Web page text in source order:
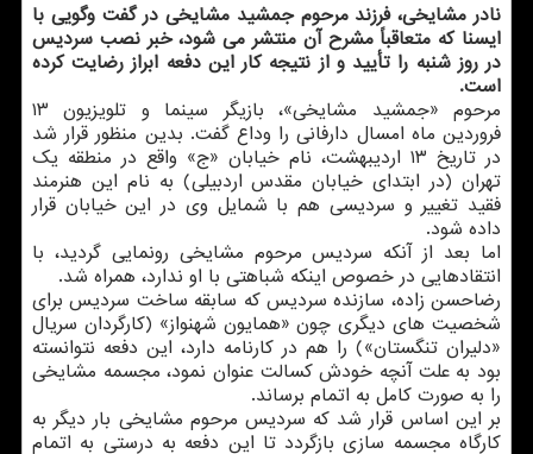
نادر مشایخی، فرزند مرحوم جمشید مشایخی در گفت وگویی با
ایسنا كه متعاقباً مشرح آن منتشر می شود، خبر نصب سردیس
در روز شنبه را تأیید و از نتیجه كار این دفعه ابراز رضایت كرده
است.
مرحوم «جمشید مشایخی»، بازیگر سینما و تلویزیون ۱۳
فروردین ماه امسال دارفانی را وداع گفت. بدین منظور قرار شد
در تاریخ ۱۳ اردیبهشت، نام خیابان «ج» واقع در منطقه یك
تهران (در ابتدای خیابان مقدس اردبیلی) به نام این هنرمند
فقید تغییر و سردیسی هم با شمایل وی در این خیابان قرار
داده شود.
اما بعد از آنكه سردیس مرحوم مشایخی رونمایی گردید، با
انتقادهایی در خصوص اینكه شباهتی با او ندارد، همراه شد.
رضاحسن زاده، سازنده سردیس كه سابقه ساخت سردیس برای
شخصیت های دیگری چون «همایون شهنواز» (كارگردان سریال
«دلیران تنگستان») را هم در كارنامه دارد، این دفعه نتوانسته
بود به علت آنچه خودش كسالت عنوان نمود، مجسمه مشایخی
را به صورت كامل به اتمام برساند.
بر این اساس قرار شد كه سردیس مرحوم مشایخی بار دیگر به
كارگاه مجسمه سازی بازگردد تا این دفعه به درستی به اتمام